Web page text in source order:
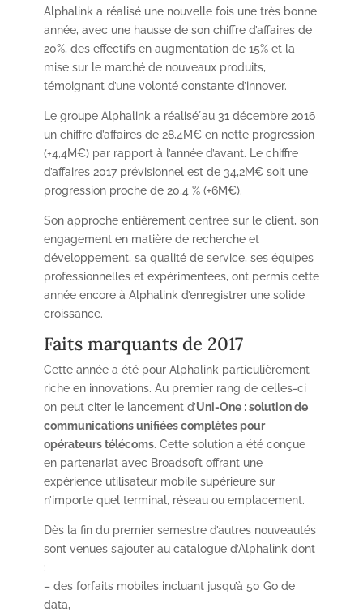
Alphalink a réalisé une nouvelle fois une très bonne
année, avec une hausse de son chiffre d’affaires de
20%, des effectifs en augmentation de 15% et la
mise sur le marché de nouveaux produits,
témoignant d’une volonté constante d’innover.
Le groupe Alphalink a réalisé́ au 31 décembre 2016
un chiffre d’affaires de 28,4M€ en nette progression
(+4,4M€) par rapport à l’année d’avant. Le chiffre
d’affaires 2017 prévisionnel est de 34,2M€ soit une
progression proche de 20,4 % (+6M€).
Son approche entièrement centrée sur le client, son
engagement en matière de recherche et
développement, sa qualité de service, ses équipes
professionnelles et expérimentées, ont permis cette
année encore à Alphalink d’enregistrer une solide
croissance.
Faits marquants de 2017
Cette année a été pour Alphalink particulièrement
riche en innovations. Au premier rang de celles-ci
on peut citer le lancement d’Uni-One : solution de
communications unifiées complètes pour
opérateurs télécoms. Cette solution a été conçue
en partenariat avec Broadsoft offrant une
expérience utilisateur mobile supérieure sur
n’importe quel terminal, réseau ou emplacement.
Dès la fin du premier semestre d’autres nouveautés
sont venues s’ajouter au catalogue d’Alphalink dont
:
– des forfaits mobiles incluant jusqu’à 50 Go de
data,